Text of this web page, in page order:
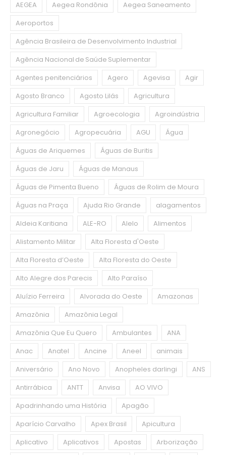
AEGEA Aegea Rondônia
Aegea Saneamento
Aeroportos
Agência Brasileira de Desenvolvimento Industrial
Agência Nacional de Saúde Suplementar
Agentes penitenciários
Agero Agevisa
Agir
Agosto Branco
Agosto Lilás
Agricultura
Agricultura Familiar
Agroecologia
Agroindústria
Agronegócio
Agropecuária AGU
Água
Águas de Ariquemes
Águas de Buritis
Águas de Jaru
Águas de Manaus
Águas de Pimenta Bueno
Águas de Rolim de Moura
Águas na Praça
Ajuda Rio Grande
alagamentos
Aldeia Karitiana
ALE-RO Alelo
Alimentos
Alistamento Militar
Alta Floresta d'Oeste
Alta Floresta d’Oeste
Alta Floresta do Oeste
Alto Alegre dos Parecis
Alto Paraíso
Aluízio Ferreira
Alvorada do Oeste
Amazonas
Amazônia
Amazônia Legal
Amazônia Que Eu Quero
Ambulantes
ANA
Anac
Anatel Ancine Aneel
animais
Aniversário
Ano Novo Anopheles darlingi
ANS
Antirrábica
ANTT Anvisa
AO VIVO
Apadrinhando uma História
Apagão
Aparício Carvalho
Apex Brasil
Apicultura
Aplicativo
Aplicativos Apostas
Arborização